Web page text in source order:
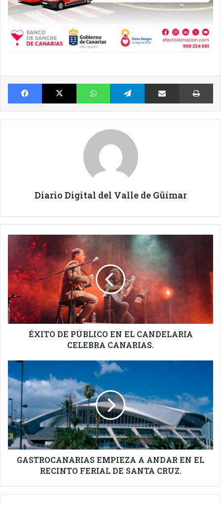
Facebook X WhatsApp Telegram Compartir por Email
Diario Digital del Valle de Güímar
PÚBLICO
EN
EL
CANDELARIA
CELEBRA
CANARIAS.
ÉXITO DE PÚBLICO EN EL CANDELARIA
CELEBRA CANARIAS.
GASTROCANARIAS
EMPIEZA
A
ANDAR
EL
RECINTO
FERIAL
DE
SANTA
GASTROCANARIAS EMPIEZA A ANDAR EN EL
RECINTO FERIAL DE SANTA CRUZ.